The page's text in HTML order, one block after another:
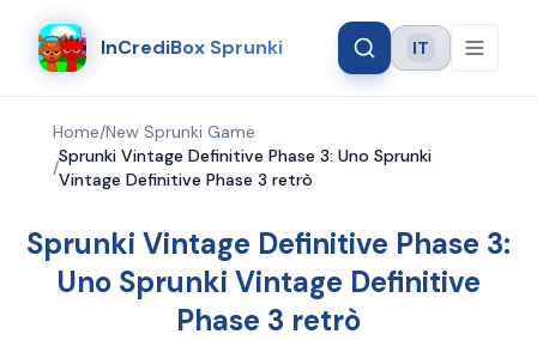
InCrediBox Sprunki Language
IT
Home/New Sprunki Game
/
Sprunki Vintage Definitive Phase 3: Uno Sprunki
Vintage Definitive Phase 3 retrò
Sprunki Vintage Definitive Phase 3:
Uno Sprunki Vintage Definitive
Phase 3 retrò